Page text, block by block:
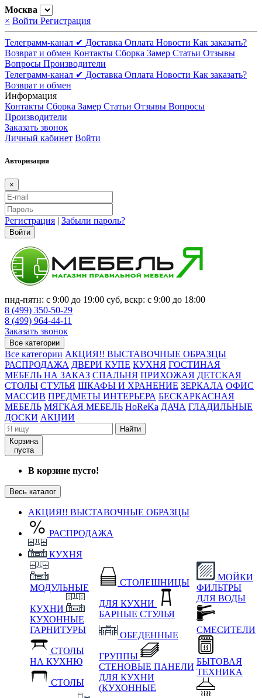
Москва
× Войти Регистрация
Телеграмм-канал ✔ Доставка Оплата Новости Как заказать?
Возврат и обмен Контакты Сборка Замер Статьи Отзывы
Вопросы Производители
Телеграмм-канал ✔ Доставка Оплата Новости Как заказать?
Возврат и обмен
Информация
Контакты Сборка Замер Статьи Отзывы Вопросы
Производители
Заказать звонок
Личный кабинет Войти
Авторизация
×
Регистрация | Забыли пароль?
Войти
пнд-пятн: с 9:00 до 19:00 суб, вскр: с 9:00 до 18:00
8 (499) 350-50-29
8 (499) 964-44-11
Заказать звонок
Все категории
Все категории АКЦИЯ!! ВЫСТАВОЧНЫЕ ОБРАЗЦЫ
РАСПРОДАЖА ДВЕРИ КУПЕ КУХНЯ ГОСТИНАЯ
МЕБЕЛЬ НА ЗАКАЗ СПАЛЬНЯ ПРИХОЖАЯ ДЕТСКАЯ
СТОЛЫ СТУЛЬЯ ШКАФЫ И ХРАНЕНИЕ ЗЕРКАЛА ОФИС
МАССИВ ПРЕДМЕТЫ ИНТЕРЬЕРА БЕСКАРКАСНАЯ
МЕБЕЛЬ МЯГКАЯ МЕБЕЛЬ HoReKa ДАЧА ГЛАДИЛЬНЫЕ
ДОСКИ АКЦИИ
Найти
Корзина
пуста
В корзине пусто!
Весь каталог
АКЦИЯ!! ВЫСТАВОЧНЫЕ ОБРАЗЦЫ
РАСПРОДАЖА
КУХНЯ
МОДУЛЬНЫЕ
КУХНИ
КУХОННЫЕ
ГАРНИТУРЫ
СТОЛЫ
НА КУХНЮ
СТОЛЫ
СТОЛЕШНИЦЫ
ДЛЯ КУХНИ
БАРНЫЕ СТУЛЬЯ
ОБЕДЕННЫЕ
ГРУППЫ
СТЕНОВЫЕ ПАНЕЛИ
ДЛЯ КУХНИ
(КУХОННЫЕ
МОЙКИ
ФИЛЬТРЫ
ДЛЯ ВОДЫ
СМЕСИТЕЛИ
БЫТОВАЯ
ТЕХНИКА